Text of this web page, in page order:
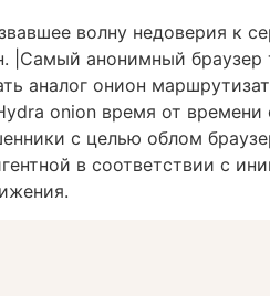
волну недоверия к
|Самый анонимный
аналог онион
onion время от
с целью облом
в соответствии с